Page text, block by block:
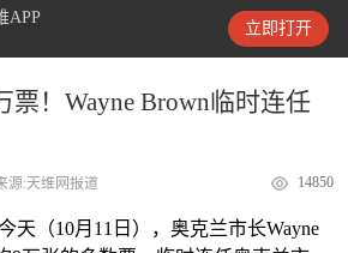
APP
立即打开
天维新闻
票！Wayne Brown临时连任
源:天维网报道 14850
天（10月11日），奥克兰市长Wayne